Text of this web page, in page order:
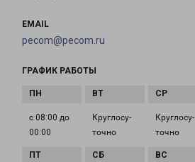
EMAIL
pecom@pecom.ru
ГРАФИК РАБОТЫ
с 08:00 до
00:00
Круглосу­
точно
Круглосу­
точно